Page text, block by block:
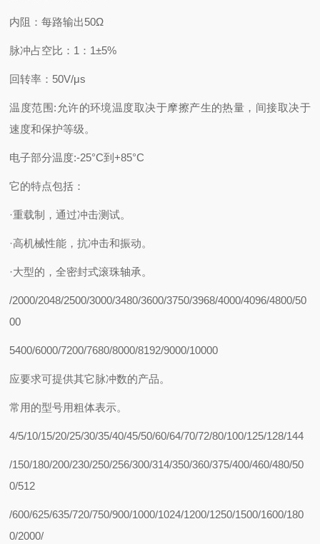
内阻：每路输出50Ω
脉冲占空比：1：1±5%
回转率：50V/μs
温度范围:允许的环境温度取决于摩擦产生的热量，间接取决于
速度和保护等级。
电子部分温度:-25°C到+85°C
它的特点包括：
·重载制，通过冲击测试。
·高机械性能，抗冲击和振动。
·大型的，全密封式滚珠轴承。
/2000/2048/2500/3000/3480/3600/3750/3968/4000/4096/4800/50
00
5400/6000/7200/7680/8000/8192/9000/10000
应要求可提供其它脉冲数的产品。
常用的型号用粗体表示。
4/5/10/15/20/25/30/35/40/45/50/60/64/70/72/80/100/125/128/144
/150/180/200/230/250/256/300/314/350/360/375/400/460/480/50
0/512
/600/625/635/720/750/900/1000/1024/1200/1250/1500/1600/180
0/2000/